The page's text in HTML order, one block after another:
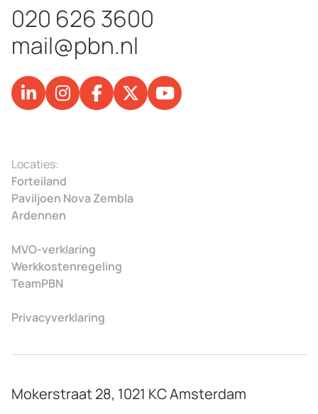
020 626 3600
mail@pbn.nl
Locaties:
Forteiland
Paviljoen Nova Zembla
Ardennen
MVO-verklaring
Werkkostenregeling
TeamPBN
Privacyverklaring
Mokerstraat 28, 1021 KC Amsterdam